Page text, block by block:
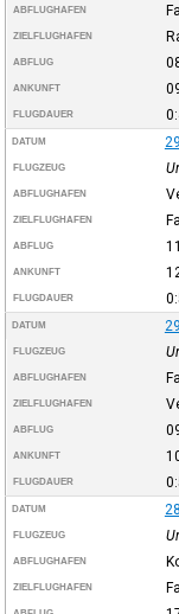
ABFLUGHAFEN
ZIELFLUGHAFEN
ABFLUG
ANKUNFT
FLUGDAUER
DATUM
FLUGZEUG
ABFLUGHAFEN
ZIELFLUGHAFEN
ABFLUG
ANKUNFT
FLUGDAUER
DATUM
FLUGZEUG
ABFLUGHAFEN
ZIELFLUGHAFEN
ABFLUG
ANKUNFT
FLUGDAUER
DATUM
FLUGZEUG
ABFLUGHAFEN
ZIELFLUGHAFEN